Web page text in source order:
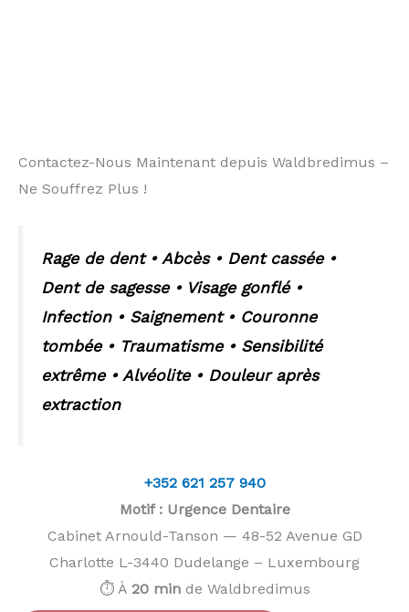
Contactez-Nous Maintenant depuis Waldbredimus –
Ne Souffrez Plus !
Rage de dent • Abcès • Dent cassée •
Dent de sagesse • Visage gonflé •
Infection • Saignement • Couronne
tombée • Traumatisme • Sensibilité
extrême • Alvéolite • Douleur après
extraction
+352 621 257 940
Motif : Urgence Dentaire
Cabinet Arnould-Tanson — 48-52 Avenue GD
Charlotte L-3440 Dudelange – Luxembourg
⏱️ À 20 minde Waldbredimus